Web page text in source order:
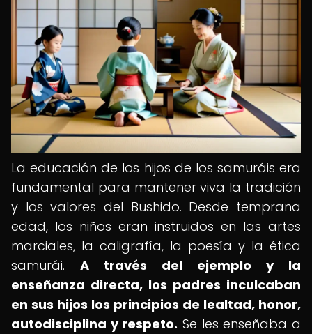
La educación de los hijos de los samuráis era
fundamental para mantener viva la tradición
y los valores del Bushido. Desde temprana
edad, los niños eran instruidos en las artes
marciales, la caligrafía, la poesía y la ética
samurái. A través del ejemplo y la
enseñanza directa, los padres inculcaban
en sus hijos los principios de lealtad, honor,
autodisciplina y respeto. Se les enseñaba a